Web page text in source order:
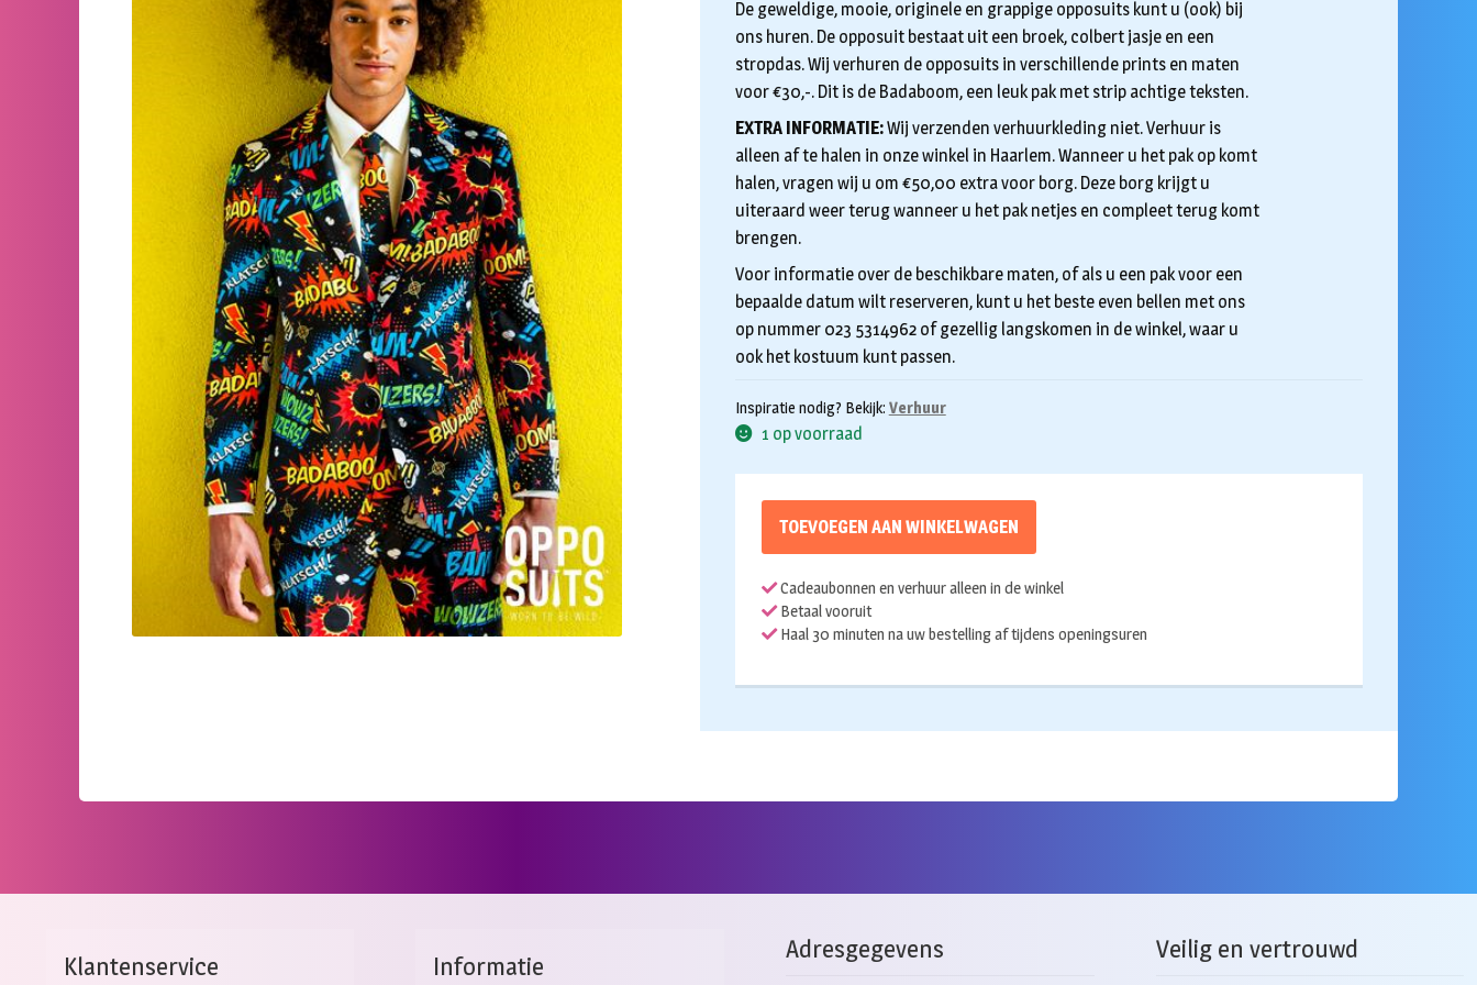
De geweldige, mooie, originele en grappige opposuits kunt u (ook) bij
ons huren. De opposuit bestaat uit een broek, colbert jasje en een
stropdas. Wij verhuren de opposuits in verschillende prints en maten
voor €30,-. Dit is de Badaboom, een leuk pak met strip achtige teksten.
EXTRA INFORMATIE:Wij verzenden verhuurkleding niet. Verhuur is
alleen af te halen in onze winkel in Haarlem. Wanneer u het pak op komt
halen, vragen wij u om €50,00 extra voor borg. Deze borg krijgt u
uiteraard weer terug wanneer u het pak netjes en compleet terug komt
brengen.
Voor informatie over de beschikbare maten, of als u een pak voor een
bepaalde datum wilt reserveren, kunt u het beste even bellen met ons
op nummer 023 5314962 of gezellig langskomen in de winkel, waar u
ook het kostuum kunt passen.
Inspiratie nodig? Bekijk: Verhuur
1 op voorraad
TOEVOEGEN AAN WINKELWAGEN
Cadeaubonnen en verhuur alleen in de winkel
Betaal vooruit
Haal 30 minuten na uw bestelling af tijdens openingsuren
Klantenservice Informatie
Adresgegevens Veilig en vertrouwd